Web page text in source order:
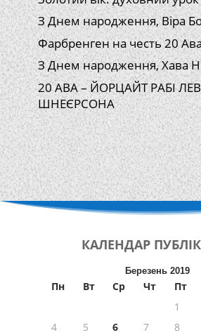
З Днем народження, Віра
Фарбренген на честь 20
З Днем народження, Хава
20 АВА – ЙОРЦАЙТ РАБІ
ШНЕЄРСОНА
КАЛЕНДАР
Березень 2019
Пн Вт Ср Чт Пт
1
4
5 6 7 8